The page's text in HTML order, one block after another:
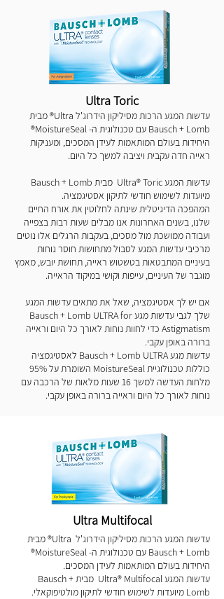
Ultra Toric
עדשות המגע הרכות מסיליקון הידרוג'ל Ultra® מבית
Bausch + Lomb עם טכנולוגית ה- MoistureSeal®
היחידות בעולם המותאמות לעידן המסכים, ומעניקות
ראייה חדה עקבית ויציבה למשך כל היום.
עדשות המגע Ultra® Toric מבית Bausch + Lomb
מיועדות לשימוש חודשי לתיקון אסטיגמציה.
המהפכה הדיגיטלית שינתה לחלוטין את אורח החיים
שלנו, בשנים האחרונות אנו מבלים שעות רבות בצפייה
ועבודה ממושכת מול מסכים, בעקבות הרגלים אלו נוטים
מרכיבי עדשות המגע לסבול מתחושות חוסר נוחות
בעיניים המתבטאות בטשטוש ראייה, תחושת יובש, מאמץ
מוגבר של העיניים, עייפות וקושי במיקוד הראייה.
אם יש לך אסטיגמציה, שאל את מתאים עדשות המגע
שלך לגבי עדשות מגע Bausch + Lomb ULTRA for
Astigmatism כדי לחוות נוחות לאורך כל היום וראייה
ברורה באופן עקבי.
עדשות מגע Bausch + Lomb ULTRA לאסטיגמציה
כוללות טכנולוגיית MoistureSeal השומרת על 95%
מלחות העדשה למשך 16 שעות מלאות של הרכבה עם
נוחות לאורך כל היום וראייה ברורה באופן עקבי.
Ultra Multifocal
עדשות המגע הרכות מסיליקון הידרוג'ל Ultra® מבית
Bausch + Lomb עם טכנולוגית ה- MoistureSeal®
היחידות בעולם המותאמות לעידן המסכים.
עדשות המגע Ultra® Multifocal מבית Bausch +
Lomb מיועדות לשימוש חודשי לתיקון מולטיפוקאלי.